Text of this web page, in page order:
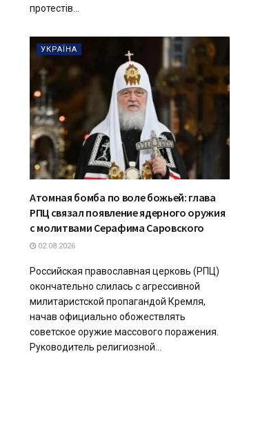
протестів...
УКРАЇНА
Атомная бомба по воле божьей: глава
РПЦ связал появление ядерного оружия
с молитвами Серафима Саровского
02.08.2026
Российская православная церковь (РПЦ)
окончательно слилась с агрессивной
милитаристской пропагандой Кремля,
начав официально обожествлять
советское оружие массового поражения.
Руководитель религиозной...